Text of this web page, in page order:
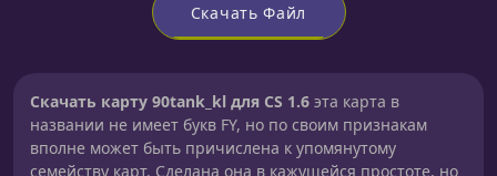
Скачать Файл
Скачать карту 90tank_kl для CS 1.6 эта карта в
названии не имеет букв FY, но по своим признакам
вполне может быть причислена к упомянутому
семейству карт. Сделана она в кажущейся простоте, но